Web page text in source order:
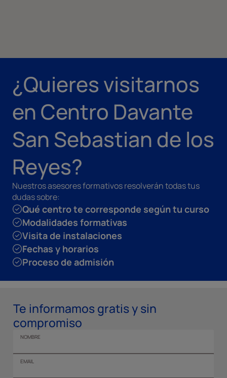
¿Quieres visitarnos
en Centro Davante
San Sebastian de los
Reyes?
Nuestros asesores formativos resolverán todas tus
dudas sobre:
Qué centro te corresponde según tu curso
Modalidades formativas
Visita de instalaciones
Fechas y horarios
Proceso de admisión
Te informamos gratis y sin
compromiso
NOMBRE
EMAIL